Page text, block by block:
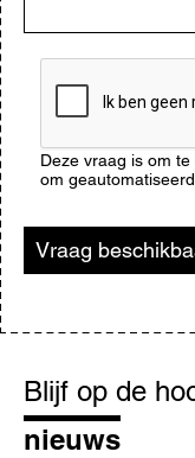
Deze vraag is om
om
Vraag
op
de
hoogte
Blijf op de
nieuws